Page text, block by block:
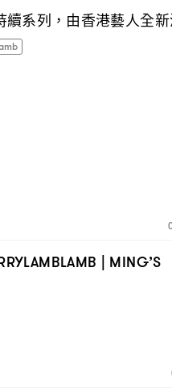
續系列 ， 由香港藝人全
| MING’S